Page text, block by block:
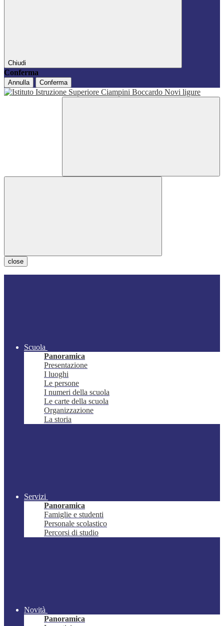
Chiudi
Conferma
Annulla Conferma
close
Scuola
Panoramica
Presentazione
I luoghi
Le persone
I numeri della scuola
Le carte della scuola
Organizzazione
La storia
Servizi
Panoramica
Famiglie e studenti
Personale scolastico
Percorsi di studio
Novità
Panoramica